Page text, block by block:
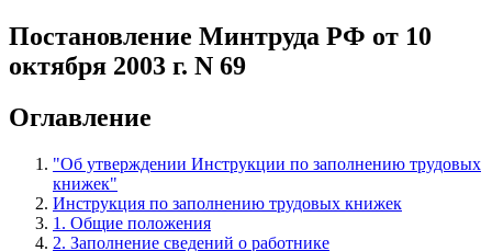
Постановление Минтруда РФ от 10
октября 2003 г. N 69
Оглавление
"Об утверждении Инструкции по заполнению трудовых
книжек"
Инструкция по заполнению трудовых книжек
1. Общие положения
2. Заполнение сведений о работнике